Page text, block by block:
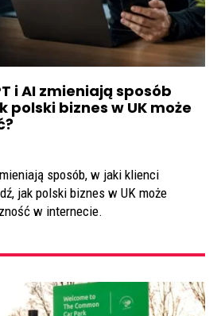
i AI zmieniają sposób
biznes w UK może
sposób, w jaki klienci
jak polski biznes w UK może
w internecie.